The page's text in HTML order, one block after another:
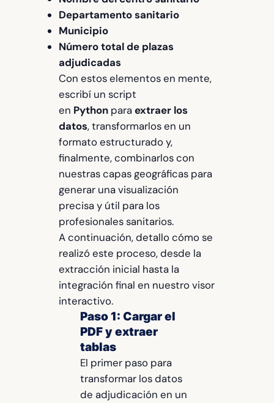
Departamento sanitario
Municipio
Número total de plazas
adjudicadas
Con estos elementos en mente,
escribí un script
en Pythonparaextraer los
datos, transformarlos en un
formato estructurado y,
finalmente, combinarlos con
nuestras capas geográficas para
generar una visualización
precisa y útil para los
profesionales sanitarios.
A continuación, detallo cómo se
realizó este proceso, desde la
extracción inicial hasta la
integración final en nuestro visor
interactivo.
Paso 1: Cargar el
PDF y extraer
tablas
El primer paso para
transformar los datos
de adjudicación en un